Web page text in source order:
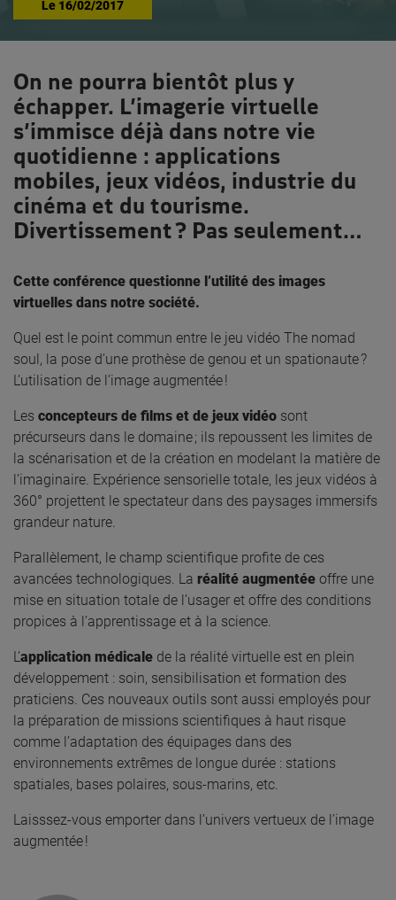
Le 16/02/2017
On ne pourra bientôt plus y
échapper. L’imagerie virtuelle
s’immisce déjà dans notre vie
quotidienne : applications
mobiles, jeux vidéos, industrie du
cinéma et du tourisme.
Divertissement ? Pas seulement…
Cette conférence questionne l’utilité des images
virtuelles dans notre société.
Quel est le point commun entre le jeu vidéo The nomad
soul, la pose d’une prothèse de genou et un spationaute ?
L’utilisation de l’image augmentée !
Les concepteurs de films et de jeux vidéo sont
précurseurs dans le domaine ; ils repoussent les limites de
la scénarisation et de la création en modelant la matière de
l’imaginaire. Expérience sensorielle totale, les jeux vidéos à
360° projettent le spectateur dans des paysages immersifs
grandeur nature.
Parallèlement, le champ scientifique profite de ces
avancées technologiques. La réalité augmentée offre une
mise en situation totale de l’usager et offre des conditions
propices à l’apprentissage et à la science.
L’application médicale de la réalité virtuelle est en plein
développement : soin, sensibilisation et formation des
praticiens. Ces nouveaux outils sont aussi employés pour
la préparation de missions scientifiques à haut risque
comme l’adaptation des équipages dans des
environnements extrêmes de longue durée : stations
spatiales, bases polaires, sous-marins, etc.
Laisssez-vous emporter dans l’univers vertueux de l’image
augmentée !